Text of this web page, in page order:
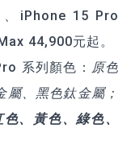
iPhone 15 Pro
44,900元起。
系列顏色： 原色
、黑色鈦金屬；
、黃色、綠色、